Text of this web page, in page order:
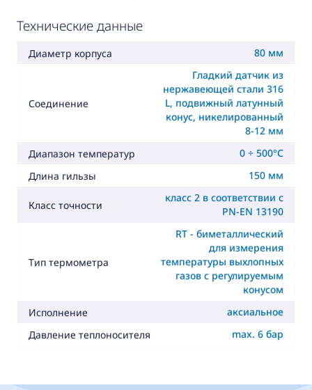
Технические данные
Диаметр корпуса 80 мм
Соединение
Гладкий датчик из
нержавеющей стали 316
L, подвижный латунный
конус, никелированный
8-12 мм
Диапазон температур
0 ÷ 500°C
Длина гильзы
150 мм
Класс точности
класс 2 в соответствии с
PN-EN 13190
Тип термометра
RT - биметаллический
для измерения
температуры выхлопных
газов с регулируемым
конусом
Исполнение
аксиальное
Давление теплоносителя
max. 6 бар